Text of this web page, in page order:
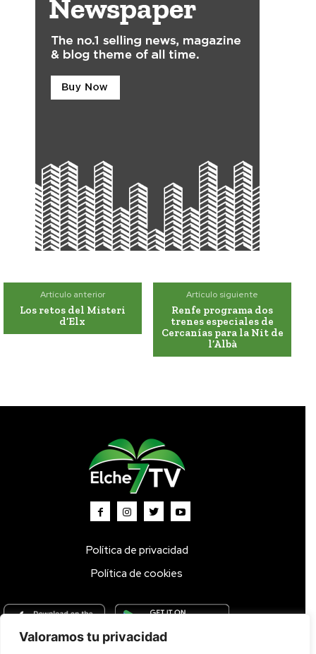
Valoramos tu privacidad
Artículo anterior
Los retos del Misteri
d’Elx
Artículo siguiente
Renfe programa dos
trenes especiales de
Cercanías para la Nit de
l’Albà
Política de privacidad
Política de cookies